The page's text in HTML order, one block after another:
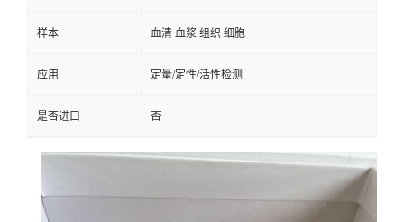
样本 血清 血浆 组织 细胞
应用 定量/定性/活性检测
是否进口 否